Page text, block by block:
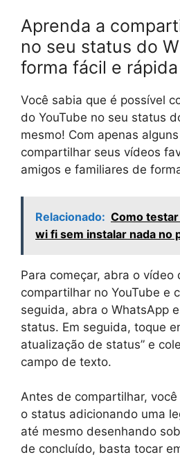
Aprenda a
no seu status do
forma fácil e rápida
Você sabia que é possível
do YouTube no seu status
mesmo! Com apenas
compartilhar seus vídeos
amigos e familiares de
Relacionado: Como
wi fi sem instalar nada no
Para começar, abra o vídeo
compartilhar no YouTube e
seguida, abra o WhatsApp
status. Em seguida, toque
atualização de status” e
campo de texto.
Antes de compartilhar,
o status adicionando uma
até mesmo desenhando
de concluído, basta tocar